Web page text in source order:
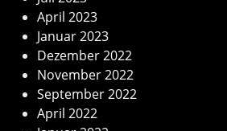
April 2023
Januar 2023
Dezember 2022
November 2022
September 2022
April 2022